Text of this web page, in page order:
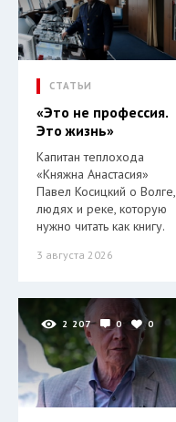
СТАТЬИ
«Это не профессия.
Это жизнь»
Капитан теплохода
«Княжна Анастасия»
Павел Косицкий о Волге,
людях и реке, которую
нужно читать как книгу.
3 августа 2026
2 207 0 0